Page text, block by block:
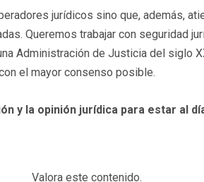
jurídicos sino que, además,
Queremos trabajar con seguridad
Administración de Justicia del siglo
el mayor consenso posible.
y la opinión jurídica para estar al
Valora este contenido.